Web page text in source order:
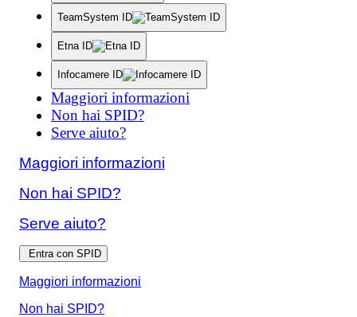
TeamSystem ID
Etna ID
Infocamere ID
Maggiori informazioni
Non hai SPID?
Serve aiuto?
Maggiori informazioni
Non hai SPID?
Serve aiuto?
Entra con SPID
Maggiori informazioni
Non hai SPID?